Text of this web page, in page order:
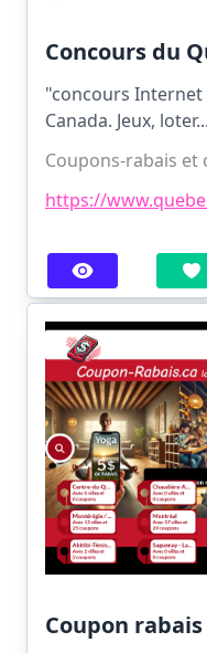
Concours du
"concours
Canada. Jeux, loter...
Coupons-rabais et
https://
Coupon rabais